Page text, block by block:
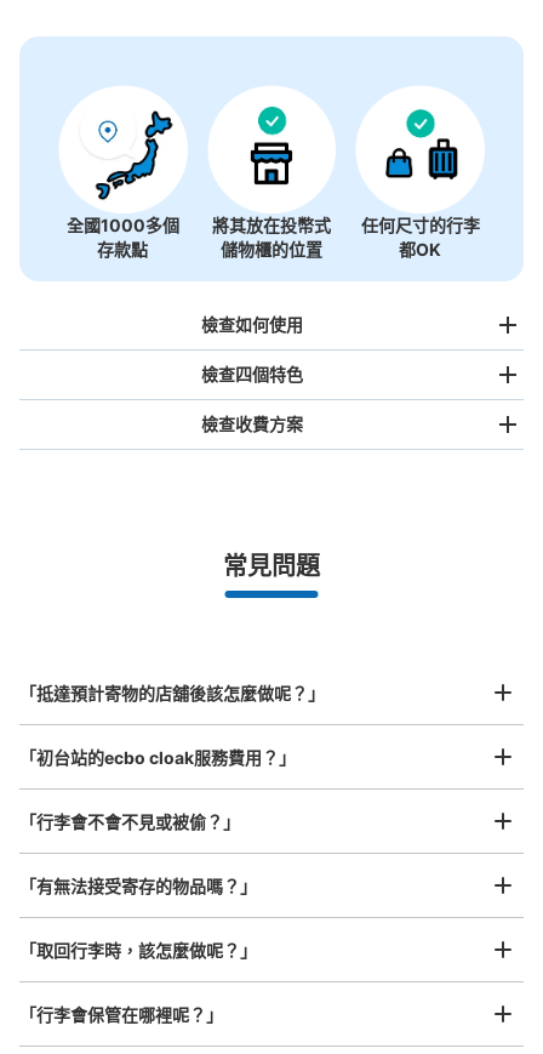
大的:1/ ¥800中等的:2/ ¥500
付款方式
全國1000多個
存款點
將其放在投幣式
儲物櫃的位置
任何尺寸的行李
都OK
檢查如何使用
事先用手機預約
指定的日期和時間
工作人員拍完行李照片後
檢查四個特色
全國有1,000家以上合作店鋪
我們與許多地點方便的車站內店舖以及24小時營業的店鋪合作。
檢查收費方案
最長邊未滿45cm的行李（小型背包、手提包、手提行李
¥800/日
常見問題
「抵達預計寄物的店舖後該怎麼做呢？」
「初台站的ecbo cloak服務費用？」
「行李會不會不見或被偷？」
「有無法接受寄存的物品嗎？」
「取回行李時，該怎麼做呢？」
「行李會保管在哪裡呢？」